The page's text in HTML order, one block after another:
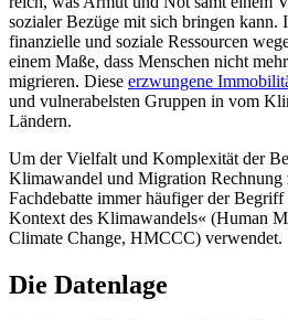
sozialer Bezüge mit sich bringen kann.
finanzielle und soziale Ressourcen
einem Maße, dass Menschen nicht
migrieren. Diese erzwungene
und vulnerabel­sten Gruppen in vom
Ländern.
Um der Vielfalt und Komplexität der
Klimawandel und Migra­tion Rechnung
Fachdebatte immer häufiger der
Kontext des Klimawandels« (Human
Climate Change, HMCCC) verwendet.
Die Datenlage